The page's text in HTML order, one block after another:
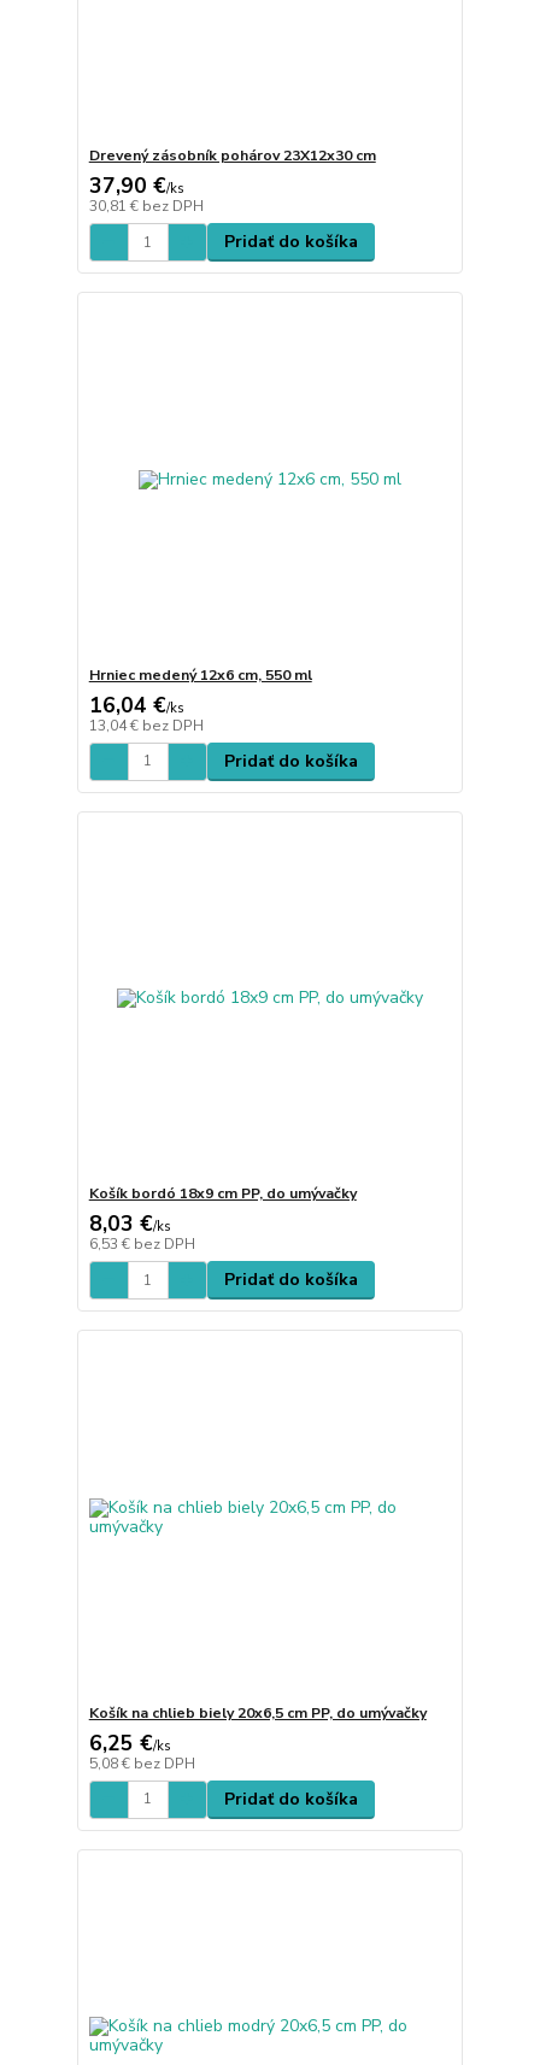
Drevený zásobník pohárov 23X12x30 cm
37,90 €/ks
30,81 € bez DPH
Pridať do košíka
Hrniec medený 12x6 cm, 550 ml
16,04 €/ks
13,04 € bez DPH
Pridať do košíka
Košík bordó 18x9 cm PP, do umývačky
8,03 €/ks
6,53 € bez DPH
Pridať do košíka
Košík na chlieb biely 20x6,5 cm PP, do umývačky
6,25 €/ks
5,08 € bez DPH
Pridať do košíka